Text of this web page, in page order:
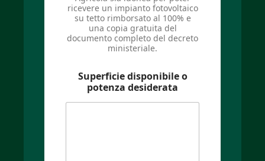
ricevere un impianto fotovoltaico
su tetto rimborsato al 100% e
una copia gratuita del
documento completo del decreto
ministeriale.
Superficie disponibile o
potenza desiderata